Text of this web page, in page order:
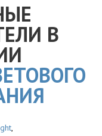
В
,